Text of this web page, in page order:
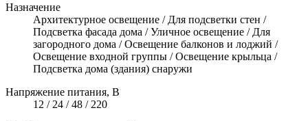
Назначение
Архитектурное освещение / Для подсветки стен /
Подсветка фасада дома / Уличное освещение / Для
загородного дома / Освещение балконов и лоджий /
Освещение входной группы / Освещение крыльца /
Подсветка дома (здания) снаружи
Напряжение питания, В
12 / 24 / 48 / 220